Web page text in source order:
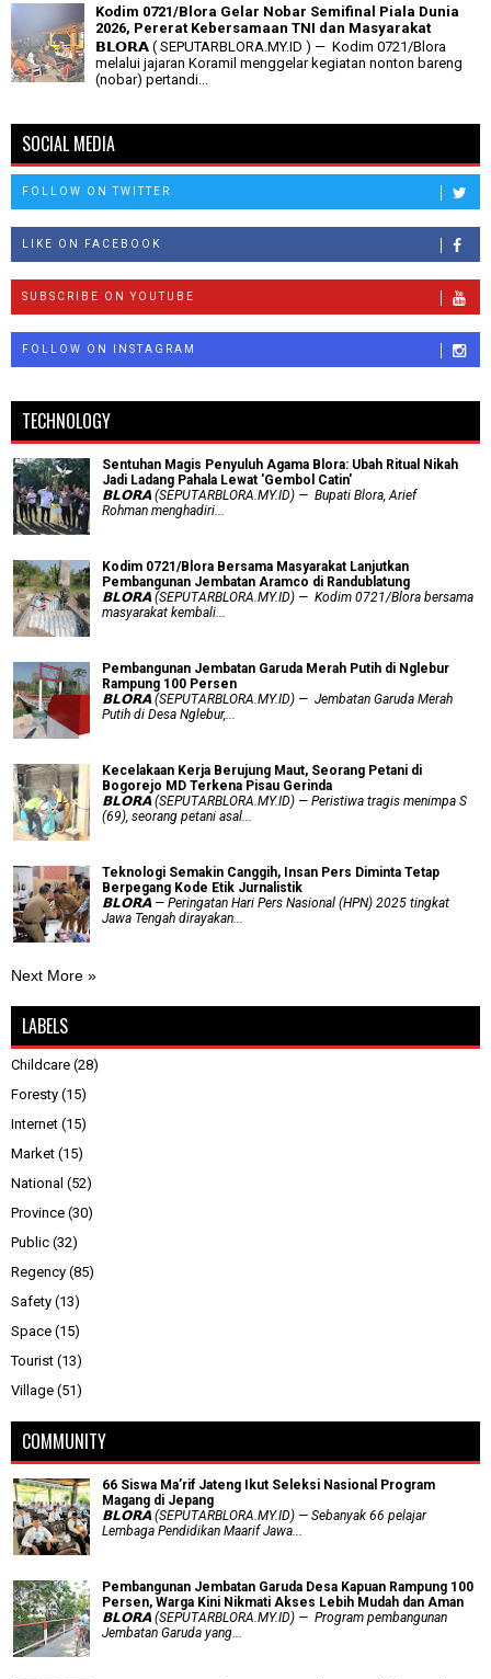
Kodim 0721/Blora Gelar Nobar Semifinal Piala Dunia
2026, Pererat Kebersamaan TNI dan Masyarakat
𝗕𝗟𝗢𝗥𝗔 ( SEPUTARBLORA.MY.ID ) — Kodim 0721/Blora
melalui jajaran Koramil menggelar kegiatan nonton bareng
(nobar) pertandi...
SOCIAL MEDIA
FOLLOW ON TWITTER
LIKE ON FACEBOOK
SUBSCRIBE ON YOUTUBE
FOLLOW ON INSTAGRAM
TECHNOLOGY
Sentuhan Magis Penyuluh Agama Blora: Ubah Ritual Nikah
Jadi Ladang Pahala Lewat 'Gembol Catin'
𝗕𝗟𝗢𝗥𝗔 (SEPUTARBLORA.MY.ID) — Bupati Blora, Arief
Rohman menghadiri...
Kodim 0721/Blora Bersama Masyarakat Lanjutkan
Pembangunan Jembatan Aramco di Randublatung
𝗕𝗟𝗢𝗥𝗔 (SEPUTARBLORA.MY.ID) — Kodim 0721/Blora bersama
masyarakat kembali...
Pembangunan Jembatan Garuda Merah Putih di Nglebur
Rampung 100 Persen
𝗕𝗟𝗢𝗥𝗔 (SEPUTARBLORA.MY.ID) — Jembatan Garuda Merah
Putih di Desa Nglebur,...
Kecelakaan Kerja Berujung Maut, Seorang Petani di
Bogorejo MD Terkena Pisau Gerinda
𝗕𝗟𝗢𝗥𝗔 (SEPUTARBLORA.MY.ID) — Peristiwa tragis menimpa S
(69), seorang petani asal...
Teknologi Semakin Canggih, Insan Pers Diminta Tetap
Berpegang Kode Etik Jurnalistik
𝗕𝗟𝗢𝗥𝗔 — Peringatan Hari Pers Nasional (HPN) 2025 tingkat
Jawa Tengah dirayakan...
Next More »
LABELS
Childcare (28)
Foresty (15)
Internet (15)
Market (15)
National (52)
Province (30)
Public (32)
Regency (85)
Safety (13)
Space (15)
Tourist (13)
Village (51)
COMMUNITY
66 Siswa Ma’rif Jateng Ikut Seleksi Nasional Program
Magang di Jepang
𝗕𝗟𝗢𝗥𝗔 (SEPUTARBLORA.MY.ID) — Sebanyak 66 pelajar
Lembaga Pendidikan Maarif Jawa...
Pembangunan Jembatan Garuda Desa Kapuan Rampung 100
Persen, Warga Kini Nikmati Akses Lebih Mudah dan Aman
𝗕𝗟𝗢𝗥𝗔 (SEPUTARBLORA.MY.ID) — Program pembangunan
Jembatan Garuda yang...